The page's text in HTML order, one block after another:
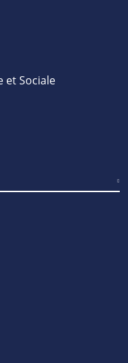
et Sociale